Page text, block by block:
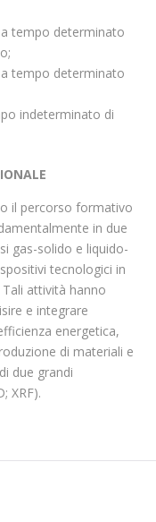
tempo determinato
tempo determinato
indeterminato di
il percorso formativo
in due
gas-solido e liquido-
tecnologici in
attività hanno
e integrare
energetica,
di materiali e
due grandi
XRF).